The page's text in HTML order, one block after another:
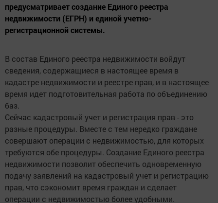
предусматривает создание Единого реестра
недвижимости (ЕГРН) и единой учетно-
регистрационной системы.
В состав Единого реестра недвижимости войдут
сведения, содержащиеся в настоящее время в
кадастре недвижимости и реестре прав, и в настоящее
время идет подготовительная работа по объединению
баз.
Сейчас кадастровый учет и регистрация прав - это
разные процедуры. Вместе с тем нередко граждане
совершают операции с недвижимостью, для которых
требуются обе процедуры. Создание Единого реестра
недвижимости позволит обеспечить одновременную
подачу заявлений на кадастровый учет и регистрацию
прав, что сэкономит время граждан и сделает
операции с недвижимостью более удобными.